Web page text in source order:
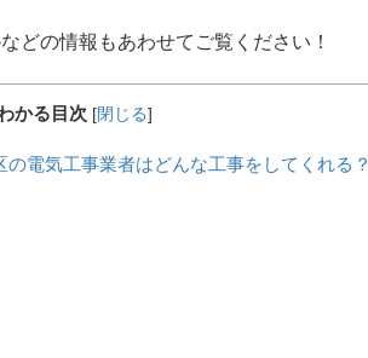
どの情報もあわせてご覧ください！
かる目次 [閉じる]
電気工事業者はどんな工事をしてくれる？